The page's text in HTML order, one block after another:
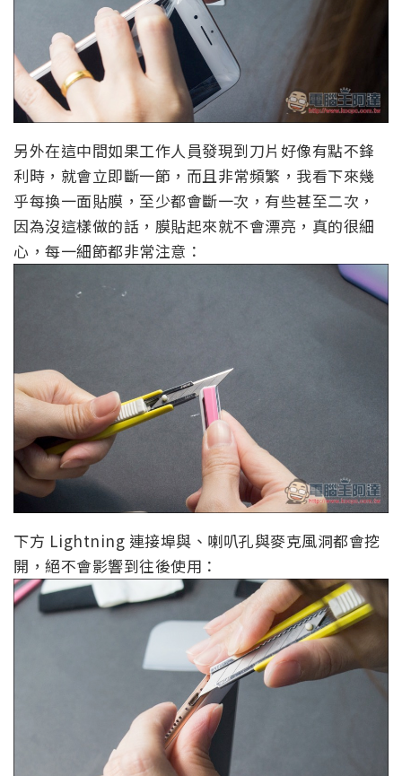
另外在這中間如果工作人員發現到刀片好像有點不鋒
利時，就會立即斷一節，而且非常頻繁，我看下來幾
乎每換一面貼膜，至少都會斷一次，有些甚至二次，
因為沒這樣做的話，膜貼起來就不會漂亮，真的很細
心，每一細節都非常注意：
下方 Lightning 連接埠與、喇叭孔與麥克風洞都會挖
開，絕不會影響到往後使用：